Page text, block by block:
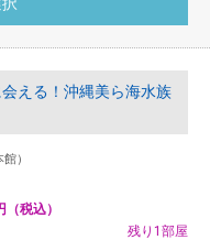
える！沖縄美ら海水族
）
（税込）
残り1部屋